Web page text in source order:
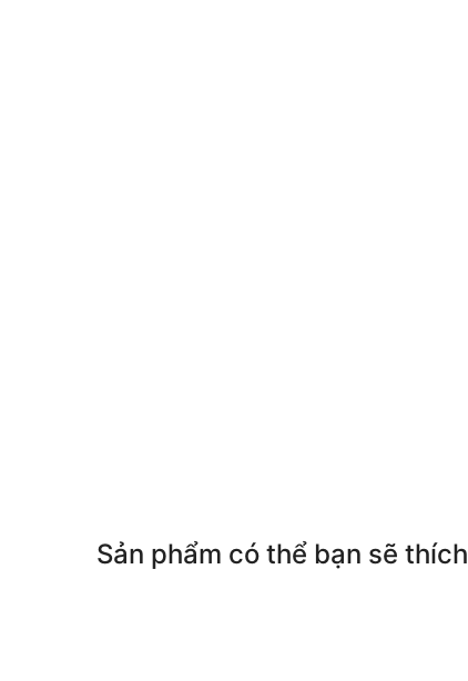
Sản phẩm có thể bạn sẽ thích